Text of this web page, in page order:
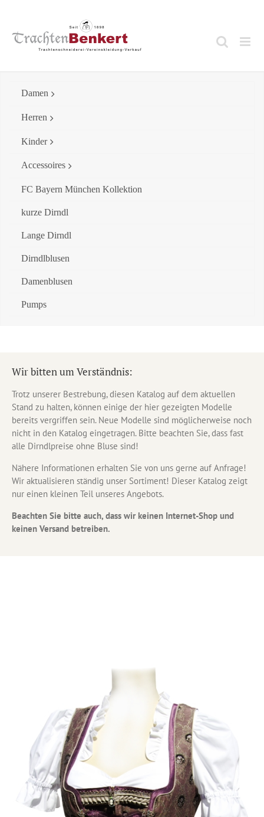
content
Damen
Herren
Kinder
Accessoires
FC Bayern München Kollektion
kurze Dirndl
Lange Dirndl
Dirndlblusen
Damenblusen
Pumps
Wir bitten um Verständnis:
Trotz unserer Bestrebung, diesen Katalog auf dem aktuellen
Stand zu halten, können einige der hier gezeigten Modelle
bereits vergriffen sein. Neue Modelle sind möglicherweise noch
nicht in den Katalog eingetragen. Bitte beachten Sie, dass fast
alle Dirndlpreise ohne Bluse sind!
Nähere Informationen erhalten Sie von uns gerne auf Anfrage!
Wir aktualisieren ständig unser Sortiment! Dieser Katalog zeigt
nur einen kleinen Teil unseres Angebots.
Beachten Sie bitte auch, dass wir keinen Internet-Shop und
keinen Versand betreiben.